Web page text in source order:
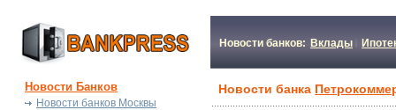
Новости банков: Вклады
Новости Банков
Новости банков Москвы
Новости банка